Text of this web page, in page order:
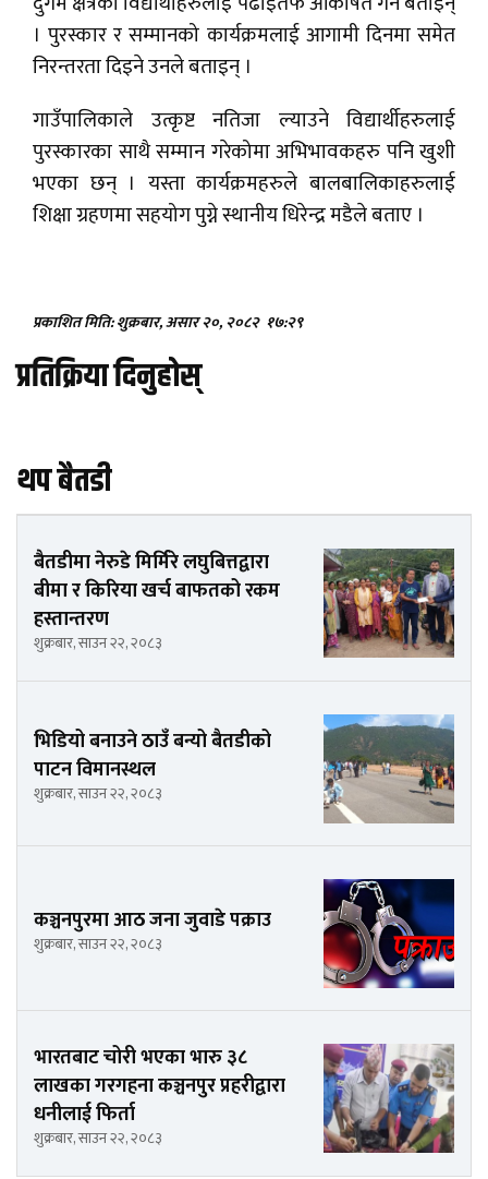
। पुरस्कार र सम्मानको कार्यक्रमलाई आगामी दिनमा समेत
निरन्तरता दिइने उनले बताइन् ।
गाउँपालिकाले उत्कृष्ट नतिजा ल्याउने विद्यार्थीहरुलाई
पुरस्कारका साथै सम्मान गरेकोमा अभिभावकहरु पनि खुशी
भएका छन् । यस्ता कार्यक्रमहरुले बालबालिकाहरुलाई
शिक्षा ग्रहणमा सहयोग पुग्ने स्थानीय धिरेन्द्र मडैले बताए ।
प्रकाशित मिति: शुक्रबार, असार २०, २०८२ १७:२९
प्रतिक्रिया दिनुहोस्
थप बैतडी
बैतडीमा नेरुडे मिर्मिरे लघुबित्तद्वारा
बीमा र किरिया खर्च बाफतको रकम
हस्तान्तरण
शुक्रबार, साउन २२, २०८३
भिडियो बनाउने ठाउँ बन्यो बैतडीको
पाटन विमानस्थल
शुक्रबार, साउन २२, २०८३
कञ्चनपुरमा आठ जना जुवाडे पक्राउ
शुक्रबार, साउन २२, २०८३
भारतबाट चोरी भएका भारु ३८
लाखका गरगहना कञ्चनपुर प्रहरीद्वारा
धनीलाई फिर्ता
शुक्रबार, साउन २२, २०८३